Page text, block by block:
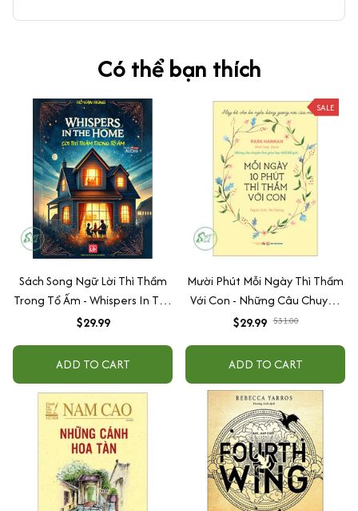
Có thể bạn thích
Sách Song Ngữ Lời Thì Thầm
Trong Tổ Ấm - Whispers In The
Home
$29.99
ADD TO CART
SALE
Mười Phút Mỗi Ngày Thì Thầm
Với Con - Những Câu Chuyện
Thai Giáo Hay Nhất Thế Giới
$29.99 $31.00
ADD TO CART